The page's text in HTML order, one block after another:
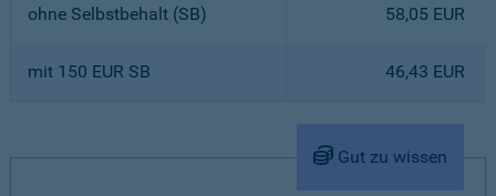
ohne Selbstbehalt (SB) 58,05 EUR
mit 150 EUR SB 46,43 EUR
Gut zu wissen